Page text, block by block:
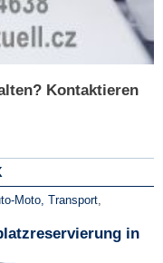
Kontaktieren
Moto, Transport,
in